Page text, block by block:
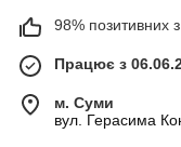
98% позитивних з
Працює з
м. Суми
вул. Герасима